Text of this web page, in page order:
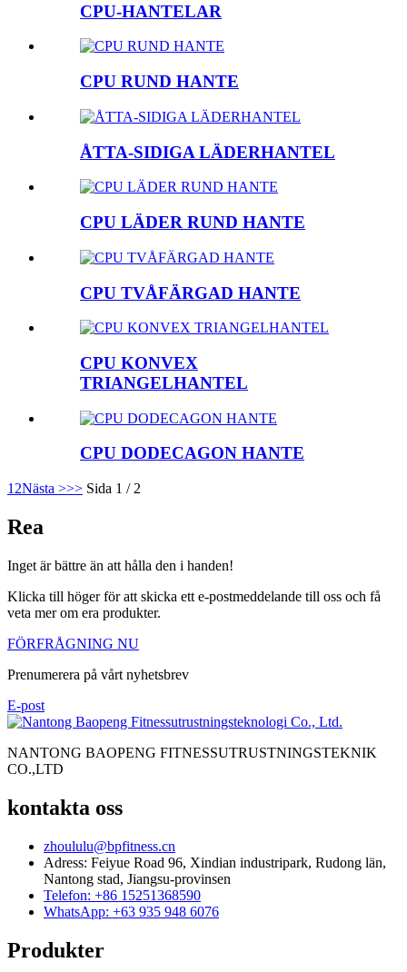
CPU-HANTELAR
CPU RUND HANTE
ÅTTA-SIDIGA LÄDERHANTEL
CPU LÄDER RUND HANTE
CPU TVÅFÄRGAD HANTE
CPU KONVEX
TRIANGELHANTEL
CPU DODECAGON HANTE
1 2Nästa >>> Sida 1 / 2
Rea
Inget är bättre än att hålla den i handen!
Klicka till höger för att skicka ett e-postmeddelande till oss och få
veta mer om era produkter.
FÖRFRÅGNING NU
Prenumerera på vårt nyhetsbrev
E-post
NANTONG BAOPENG FITNESSUTRUSTNINGSTEKNIK
CO.,LTD
kontakta oss
zhoululu@bpfitness.cn
Adress: Feiyue Road 96, Xindian industripark, Rudong län,
Nantong stad, Jiangsu-provinsen
Telefon: +86 15251368590
WhatsApp: +63 935 948 6076
Produkter